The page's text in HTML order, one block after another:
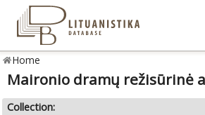
Home
Maironio dramų režisūrinė
Collection: